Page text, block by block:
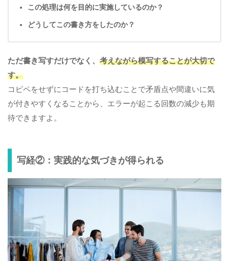
この処理は何を目的に実施しているのか？
どうしてこの書き方をしたのか？
ただ書き写すだけでなく、 考えながら模写することが大切で
す。
コピペをせずにコードを打ち込むことで矛盾点や間違いに気
が付きやすくなることから、エラーが起こる回数の減少も期
待できますよ。
写経②：実践的な気づきが得られる